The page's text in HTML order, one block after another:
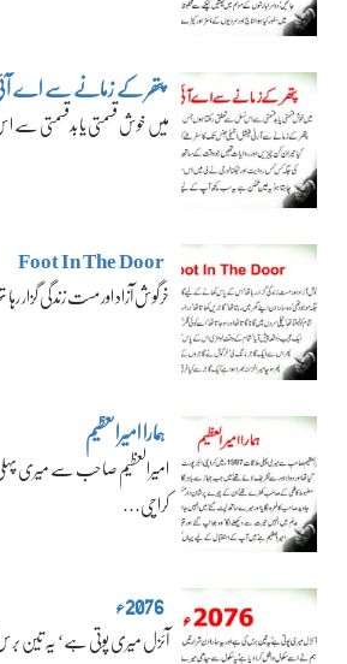
پتھر کے زمانے سے اے
میں خوش قسمتی یا بدقسمتی
Foot In The Door
خرگوش آزاد اور مست زندگی
ہمارا امیرالعظیم
کراچی…
2076ء
آئزل میری پوتی ہے‘ یہ تین